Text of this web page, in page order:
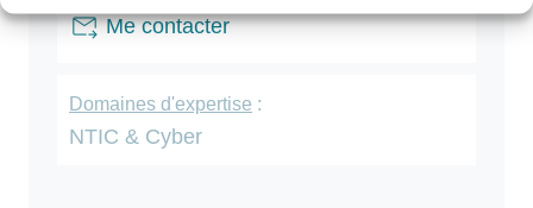
forward_to_inboxMe contacter
Domaines d'expertise :
NTIC & Cyber